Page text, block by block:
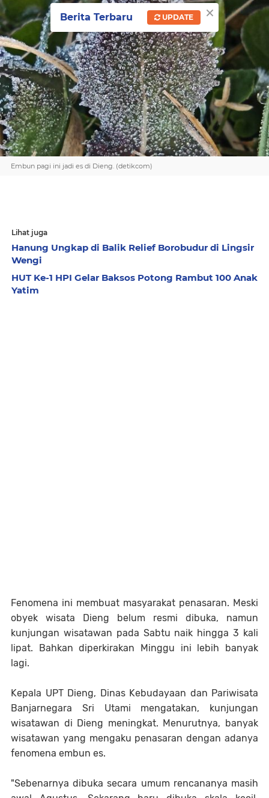
Embun pagi ini jadi es di Dieng. (detikcom)
Lihat juga
Hanung Ungkap di Balik Relief Borobudur di Lingsir
Wengi
HUT Ke-1 HPI Gelar Baksos Potong Rambut 100 Anak
Yatim
Fenomena ini membuat masyarakat penasaran. Meski
obyek wisata Dieng belum resmi dibuka, namun
kunjungan wisatawan pada Sabtu naik hingga 3 kali
lipat. Bahkan diperkirakan Minggu ini lebih banyak
lagi.
Kepala UPT Dieng, Dinas Kebudayaan dan Pariwisata
Banjarnegara Sri Utami mengatakan, kunjungan
wisatawan di Dieng meningkat. Menurutnya, banyak
wisatawan yang mengaku penasaran dengan adanya
fenomena embun es.
"Sebenarnya dibuka secara umum rencananya masih
×
Berita Terbaru UPDATE